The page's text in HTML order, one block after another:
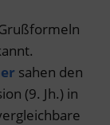
sahen den
(9. Jh.) in